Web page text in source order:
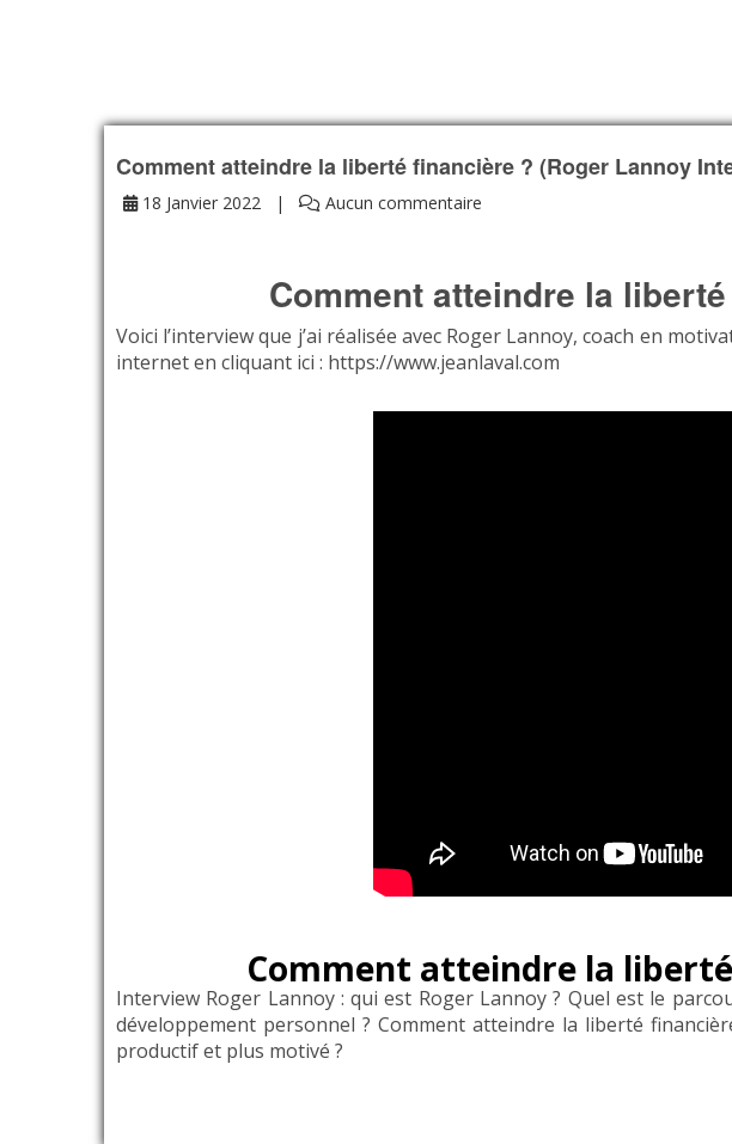
Comment atteindre la liberté financière ? (Roger Lannoy
18 Janvier 2022 Aucun commentaire
Comment atteindre la
Voici l’interview que j’ai réalisée avec Roger Lannoy, coach en
internet en cliquant ici : https://www.jeanlaval.com
Comment atteindre la
Interview Roger Lannoy : qui est Roger Lannoy ? Quel est le
développement personnel ? Comment atteindre la liberté
productif et plus motivé ?